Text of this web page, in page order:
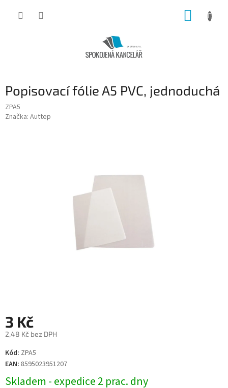
Popisovací fólie A5 PVC, jednoduchá
ZPA5
Značka: Auttep
3 Kč
2,48 Kč bez DPH
Měrná
cena:
Kód: ZPA5
EAN: 8595023951207
Skladem - expedice 2 prac. dny